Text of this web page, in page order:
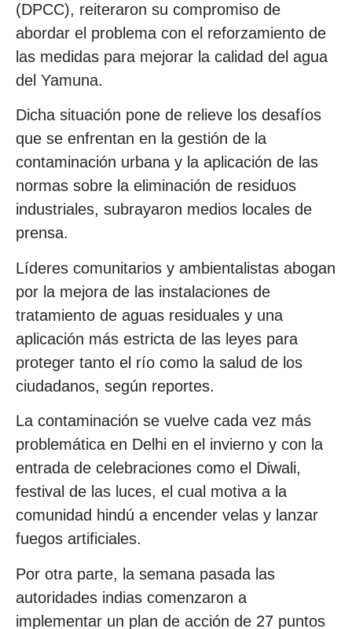
(DPCC), reiteraron su compromiso de
abordar el problema con el reforzamiento de
las medidas para mejorar la calidad del agua
del Yamuna.
Dicha situación pone de relieve los desafíos
que se enfrentan en la gestión de la
contaminación urbana y la aplicación de las
normas sobre la eliminación de residuos
industriales, subrayaron medios locales de
prensa.
Líderes comunitarios y ambientalistas abogan
por la mejora de las instalaciones de
tratamiento de aguas residuales y una
aplicación más estricta de las leyes para
proteger tanto el río como la salud de los
ciudadanos, según reportes.
La contaminación se vuelve cada vez más
problemática en Delhi en el invierno y con la
entrada de celebraciones como el Diwali,
festival de las luces, el cual motiva a la
comunidad hindú a encender velas y lanzar
fuegos artificiales.
Por otra parte, la semana pasada las
autoridades indias comenzaron a
implementar un plan de acción de 27 puntos